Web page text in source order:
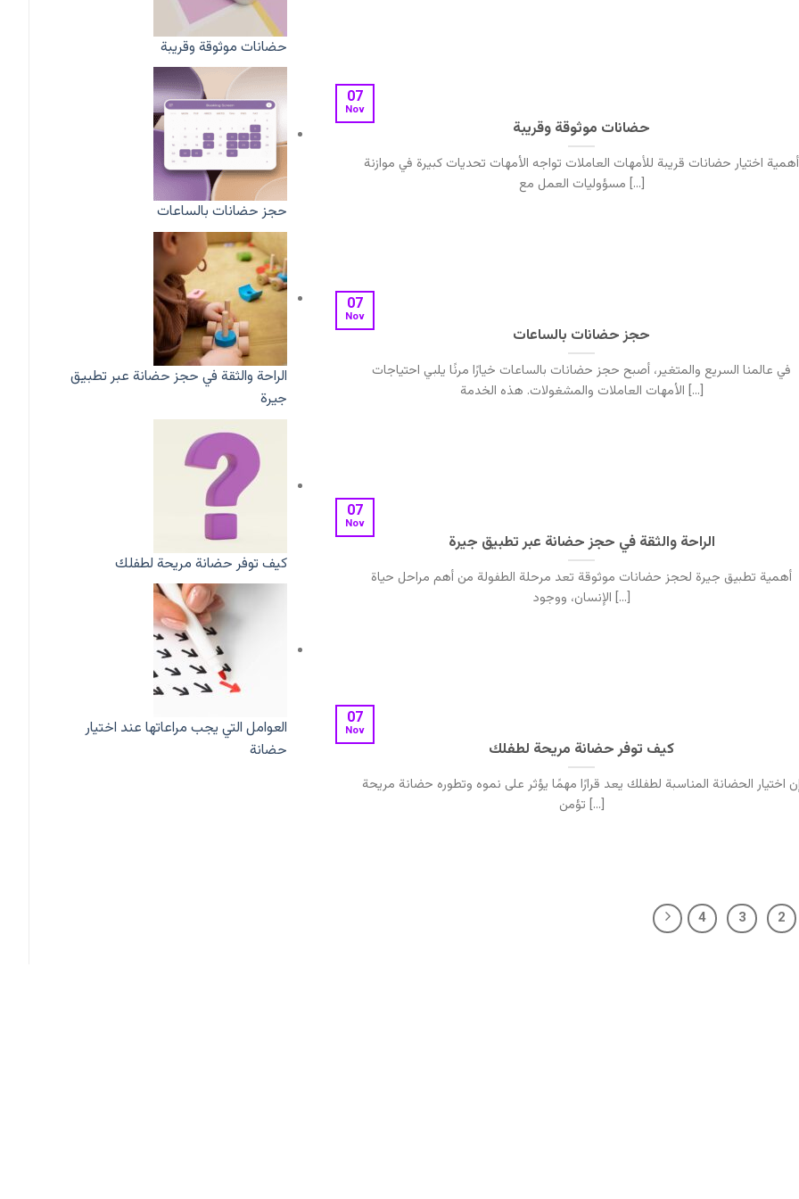
حضانات موثوقة وقريبة
أهمية اختيار حضانات قريبة للأمهات العاملات تواجه الأمهات تحديات كبيرة في موازنة
مسؤوليات العمل مع [...]
07
Nov
حجز حضانات بالساعات
في عالمنا السريع والمتغير، أصبح حجز حضانات بالساعات خيارًا مرنًا يلبي احتياجات
الأمهات العاملات والمشغولات. هذه الخدمة [...]
07
Nov
الراحة والثقة في حجز حضانة عبر تطبيق جيرة
أهمية تطبيق جيرة لحجز حضانات موثوقة تعد مرحلة الطفولة من أهم مراحل حياة
الإنسان، ووجود [...]
07
Nov
كيف توفر حضانة مريحة لطفلك
اختيار الحضانة المناسبة لطفلك يعد قرارًا مهمًا يؤثر على نموه وتطوره حضانة مريحة
تؤمن [...]
07
Nov
2
3
4
حضانات موثوقة وقريبة
حجز حضانات بالساعات
الراحة والثقة في حجز حضانة عبر تطبيق
جيرة
كيف توفر حضانة مريحة لطفلك
العوامل التي يجب مراعاتها عند اختيار
حضانة